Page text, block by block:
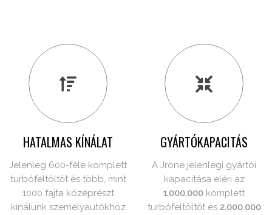
HATALMAS KÍNÁLAT
Jelenleg 600-féle komplett
turbófeltöltőt és több, mint
1000 fajta középrészt
kínálunk személyautókhoz
GYÁRTÓKAPACITÁS
A Jrone jelenlegi gyártói
kapacitása eléri az
1.000.000 komplett
turbófeltöltőt és 2.000.000